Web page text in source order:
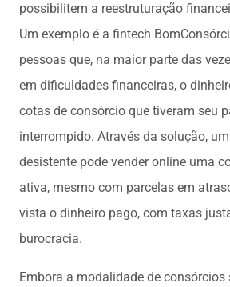
possibilitem a reestruturação
Um exemplo é a fintech
pessoas que, na maior parte das
em dificuldades financeiras, o
cotas de consórcio que tiveram seu
interrompido. Através da solução,
desistente pode vender online uma
ativa, mesmo com parcelas em
vista o dinheiro pago, com taxas
burocracia.
Embora a modalidade de